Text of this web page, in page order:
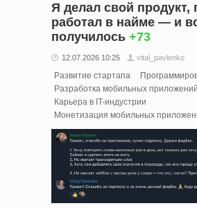
Я делал свой продукт,
работал в найме — и
получилось +73
12.07.2026 10:25 vital_pavlenko
Развитие стартапа
Разработка мобильных приложений
Карьера в IT-индустрии
Монетизация мобильных